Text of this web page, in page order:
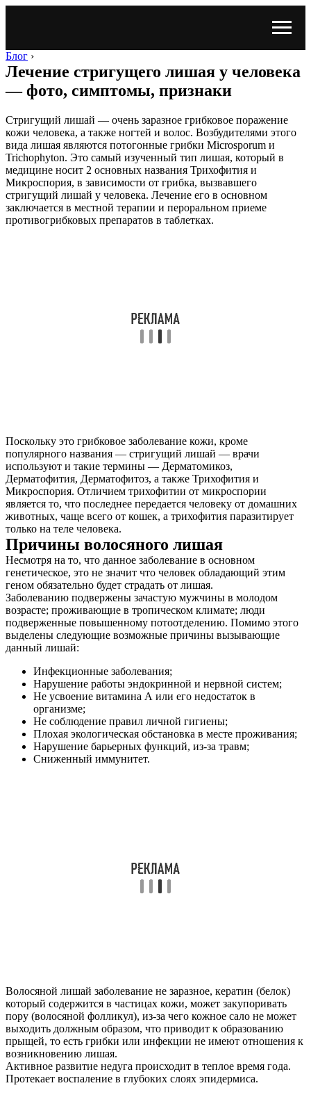
Блог ›
Лечение стригущего лишая у человека
— фото, симптомы, признаки
Стригущий лишай — очень заразное грибковое поражение
кожи человека, а также ногтей и волос. Возбудителями этого
вида лишая являются потогонные грибки Microsporum и
Trichophyton. Это самый изученный тип лишая, который в
медицине носит 2 основных названия Трихофития и
Микроспория, в зависимости от грибка, вызвавшего
стригущий лишай у человека. Лечение его в основном
заключается в местной терапии и пероральном приеме
противогрибковых препаратов в таблетках.
Поскольку это грибковое заболевание кожи, кроме
популярного названия — стригущий лишай — врачи
используют и такие термины — Дерматомикоз,
Дерматофития, Дерматофитоз, а также Трихофития и
Микроспория. Отличием трихофитии от микроспории
является то, что последнее передается человеку от домашних
животных, чаще всего от кошек, а трихофития паразитирует
только на теле человека.
Причины волосяного лишая
Несмотря на то, что данное заболевание в основном
генетическое, это не значит что человек обладающий этим
геном обязательно будет страдать от лишая.
Заболеванию подвержены зачастую мужчины в молодом
возрасте; проживающие в тропическом климате; люди
подверженные повышенному потоотделению. Помимо этого
выделены следующие возможные причины вызывающие
данный лишай:
Инфекционные заболевания;
Нарушение работы эндокринной и нервной систем;
Не усвоение витамина А или его недостаток в
организме;
Не соблюдение правил личной гигиены;
Плохая экологическая обстановка в месте проживания;
Нарушение барьерных функций, из-за травм;
Сниженный иммунитет.
Волосяной лишай заболевание не заразное, кератин (белок)
который содержится в частицах кожи, может закупоривать
пору (волосяной фолликул), из-за чего кожное сало не может
выходить должным образом, что приводит к образованию
прыщей, то есть грибки или инфекции не имеют отношения к
возникновению лишая.
Активное развитие недуга происходит в теплое время года.
Протекает воспаление в глубоких слоях эпидермиса.